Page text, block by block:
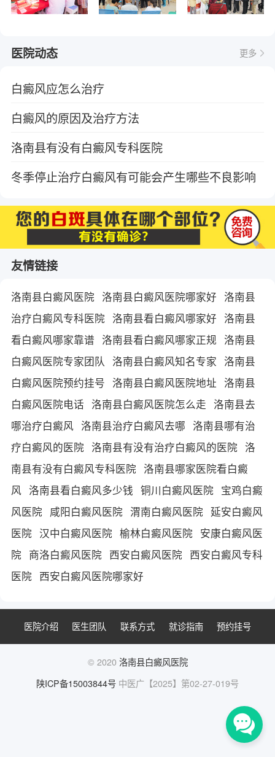
医院动态 更多
白癜风应怎么治疗
白癜风的原因及治疗方法
洛南县有没有白癜风专科医院
冬季停止治疗白癜风有可能会产生哪些不良影响
友情链接
洛南县白癜风医院 洛南县白癜风医院哪家好 洛南县
治疗白癜风专科医院 洛南县看白癜风哪家好 洛南县
看白癜风哪家靠谱 洛南县看白癜风哪家正规 洛南县
白癜风医院专家团队
洛南县白癜风知名专家 洛南县
白癜风医院预约挂号 洛南县白癜风医院地址 洛南县
白癜风医院电话 洛南县白癜风医院怎么走 洛南县去
哪治疗白癜风 洛南县治疗白癜风去哪 洛南县哪有治
疗白癜风的医院 洛南县有没有治疗白癜风的医院 洛
南县有没有白癜风专科医院 洛南县哪家医院看白癜
风 洛南县看白癜风多少钱 铜川白癜风医院 宝鸡白癜
风医院 咸阳白癜风医院 渭南白癜风医院 延安白癜风
医院 汉中白癜风医院 榆林白癜风医院 安康白癜风医
院 商洛白癜风医院 西安白癜风医院 西安白癜风专科
医院 西安白癜风医院哪家好
医院介绍 医生团队 联系方式 就诊指南 预约挂号
© 2020 洛南县白癜风医院
陕ICP备15003844号 中医广【2025】第02-27-019号